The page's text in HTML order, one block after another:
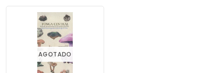
AGOTADO